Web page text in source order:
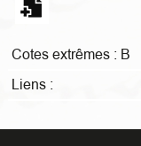
Cotes extrêmes : B
Liens :